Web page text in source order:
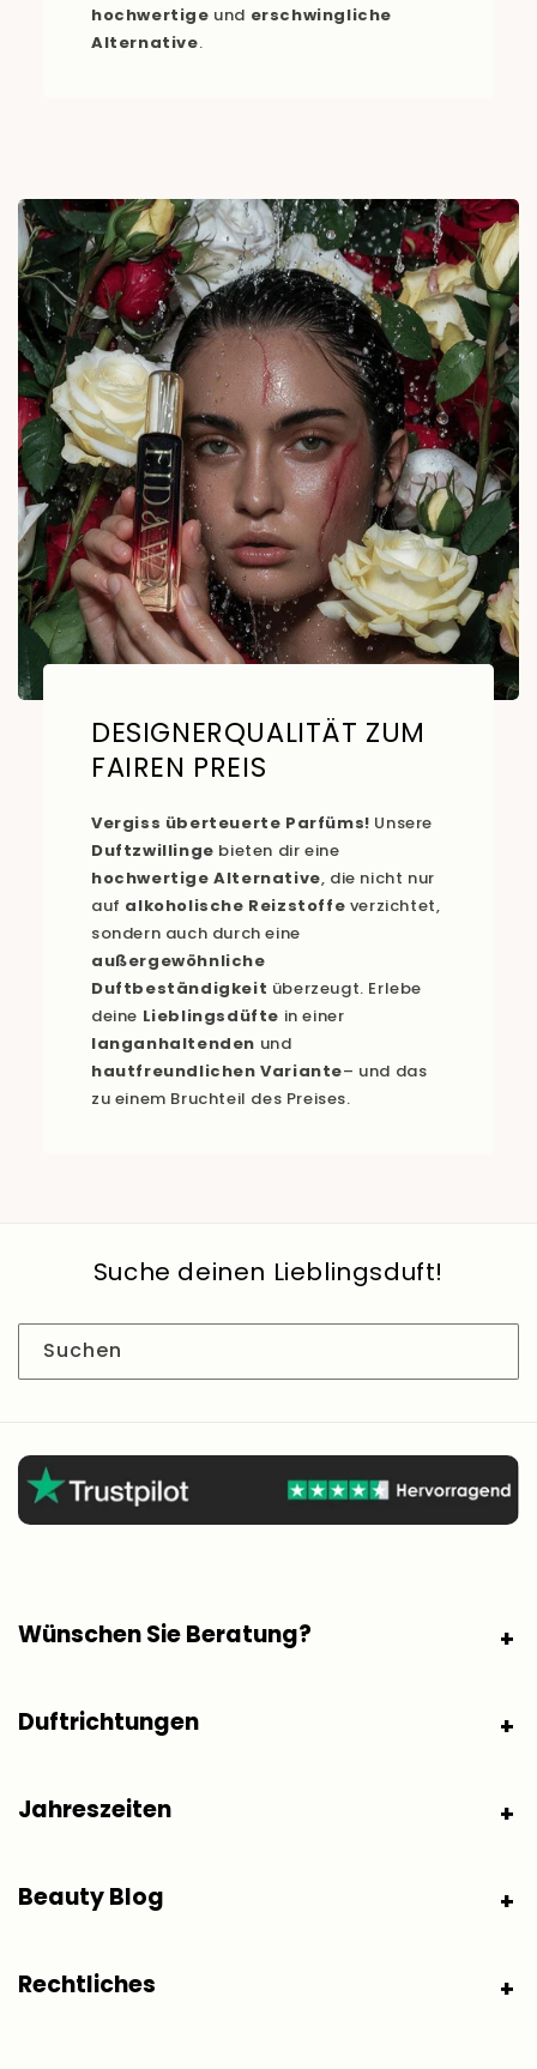
hochwertige und erschwingliche
Alternative.
DESIGNERQUALITÄT ZUM
FAIREN PREIS
Vergiss überteuerte Parfüms! Unsere
Duftzwillinge bieten dir eine
hochwertige Alternative, die nicht nur
auf alkoholische Reizstoffe verzichtet,
sondern auch durch eine
außergewöhnliche
Duftbeständigkeit überzeugt. Erlebe
deine Lieblingsdüfte in einer
langanhaltenden und
hautfreundlichen Variante– und das
zu einem Bruchteil des Preises.
Suche deinen Lieblingsduft!
Suchen
Wünschen Sie Beratung?
Duftrichtungen
Jahreszeiten
Beauty Blog
Rechtliches